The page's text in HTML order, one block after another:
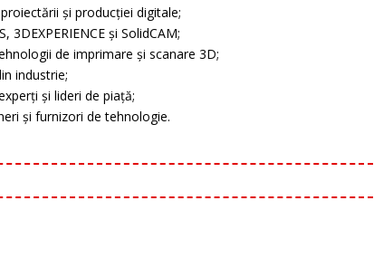
și producției digitale;
și SolidCAM;
de imprimare și scanare 3D;
industrie;
și lideri de piață;
și furnizori de tehnologie.